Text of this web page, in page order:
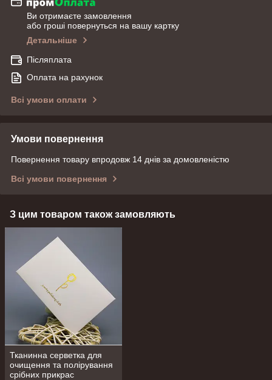
Ви отримаєте замовлення
або гроші повернуться на вашу картку
Детальніше
Післяплата
Оплата на рахунок
Всі умови оплати
Умови повернення
Повернення товару впродовж 14 днів за домовленістю
Всі умови повернення
З цим товаром також замовляють
Тканинна серветка для
очищення та полірування
срібних прикрас